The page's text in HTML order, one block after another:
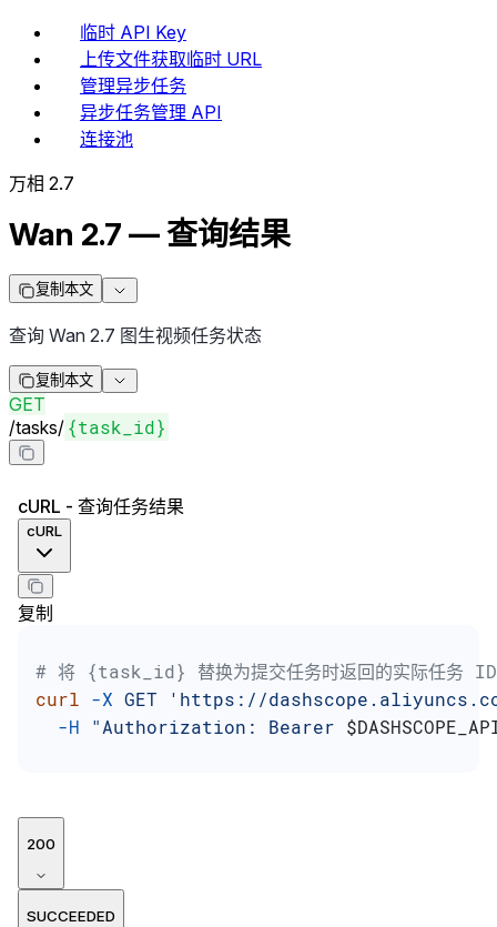
临时 API Key
上传文件获取临时 URL
管理异步任务
异步任务管理 API
连接池
万相 2.7
Wan 2.7 — 查询结果
复制本文
查询 Wan 2.7 图生视频任务状态
复制本文
GET
/tasks/ {task_id}
cURL - 查询任务结果
cURL
复制
# 将 {task_id} 替换为提交任务时返回的实际任务 ID
curl -X GET 'https://
  -H
"Authorization: Bearer
200
SUCCEEDED